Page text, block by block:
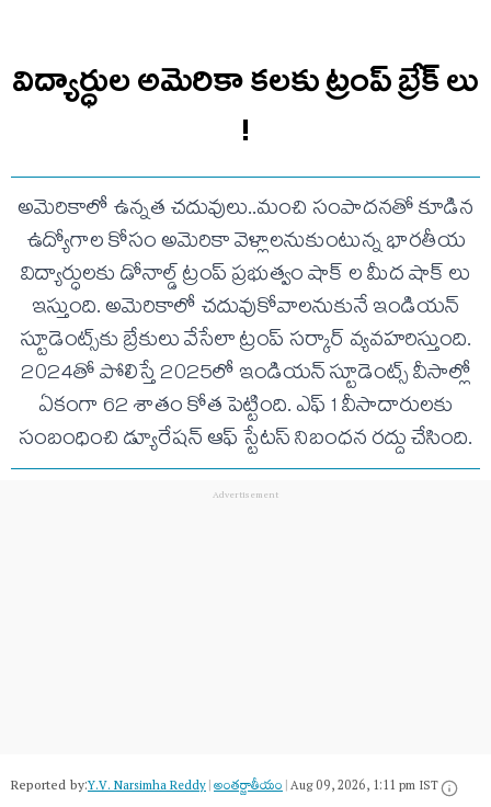
విద్యార్ధుల అమెరికా కలకు ట్రంప్ బ్రేక్ లు
!
అమెరికాలో ఉన్నత చదువులు..మంచి సంపాదనతో కూడిన
ఉద్యోగాల కోసం అమెరికా వెళ్లాలనుకుంటున్న భారతీయ
విద్యార్ధులకు డోనాల్డ్ ట్రంప్ ప్రభుత్వం షాక్ ల మీద షాక్ లు
ఇస్తుంది. అమెరికాలో చదువుకోవాలనుకునే ఇండియన్
స్టూడెంట్స్‌కు బ్రేకులు వేసేలా ట్రంప్ సర్కార్ వ్యవహరిస్తుంది.
2024తో పోలిస్తే 2025లో ఇండియన్ స్టూడెంట్స్ వీసాల్లో
ఏకంగా 62 శాతం కోత పెట్టింది. ఎఫ్ 1 వీసాదారులకు
సంబంధించి డ్యూరేషన్ ఆఫ్ స్టేటస్ నిబంధన రద్దు చేసింది.
Reported by:Y.V. Narsimha Reddy|అంత‌ర్జాతీయం|Aug 09, 2026, 1:11 pm IST